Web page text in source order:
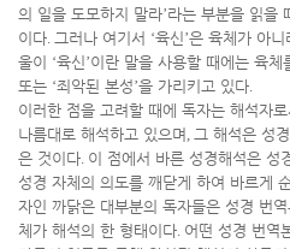
의 일을 도모하지 말라’라는 부분을 읽을
이다. 그러나 여기서 ‘육신’은 육체가 아니
울이 ‘육신’이란 말을 사용할 때에는 육체
또는 ‘죄악된 본성’을 가리키고 있다.
이러한 점을 고려할 때에 독자는 해석자
나름대로 해석하고 있으며 , 그 해석은 성
은 것이다. 이 점에서 바른 성경해석은 성
성경 자체의 의도를 깨닫게 하여 바르게
자인 까닭은 대부분의 독자들은 성경 번
체가 해석의 한 형태이다. 어떤 성경 번역